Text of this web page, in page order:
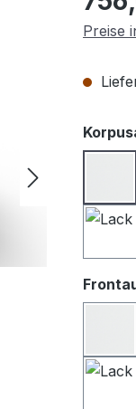
Preise